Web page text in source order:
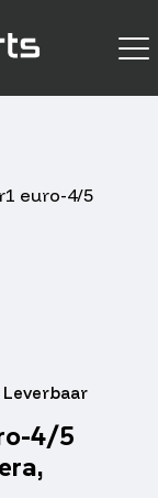
euro-4/5
Leverbaar
4/5